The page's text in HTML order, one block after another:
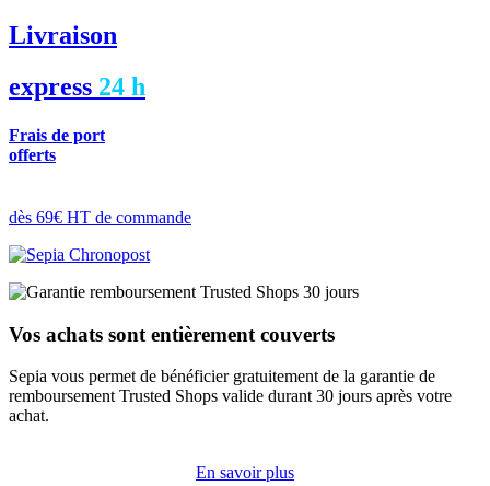
Livraison
express 24 h
Frais de port
offerts
dès 69€ HT de commande
Vos achats sont entièrement couverts
Sepia vous permet de bénéficier gratuitement de la garantie de
remboursement Trusted Shops valide durant 30 jours après votre
achat.
En savoir plus